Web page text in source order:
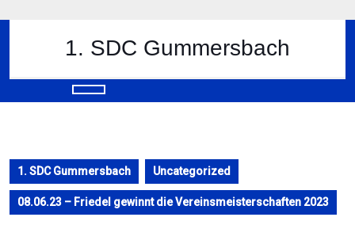
to
1. SDC Gummersbach
Button
1. SDC Gummersbach Uncategorized
08.06.23 – Friedel gewinnt die Vereinsmeisterschaften 2023